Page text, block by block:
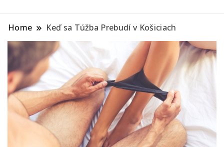
Home Keď sa Túžba Prebudí v Košiciach